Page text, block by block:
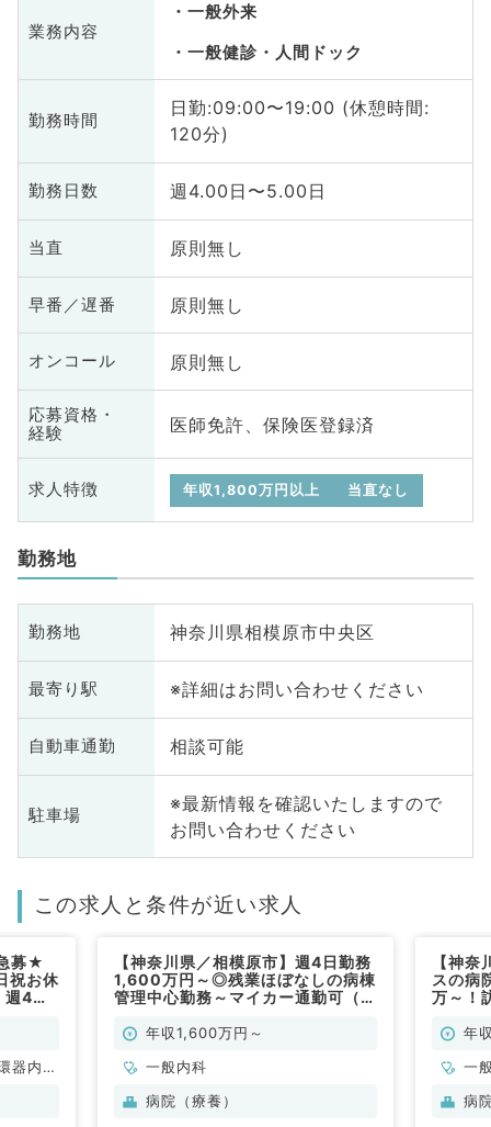
業務内容
一般外来
一般健診・人間ドック
勤務時間
日勤:09:00〜19:00 (休憩時間:
120分)
勤務日数 週4.00日〜5.00日
当直 原則無し
早番／遅番 原則無し
オンコール 原則無し
応募資格・
経験
医師免許、保険医登録済
求人特徴 年収1,800万円以上 当直なし
勤務地
勤務地 神奈川県相模原市中央区
最寄り駅 ※詳細はお問い合わせください
自動車通勤 相談可能
駐車場
※最新情報を確認いたしますので
お問い合わせください
この求人と条件が近い求人
募★
祝お休
4日
器内
【神奈川県／相模原市】週4日勤務
1,600万円～◎残業ほぼなしの病棟
管理中心勤務～マイカー通勤可（一
年収1,600万円～
一般内科
病院（療養）
【神
スの病
万～！
年
一
病